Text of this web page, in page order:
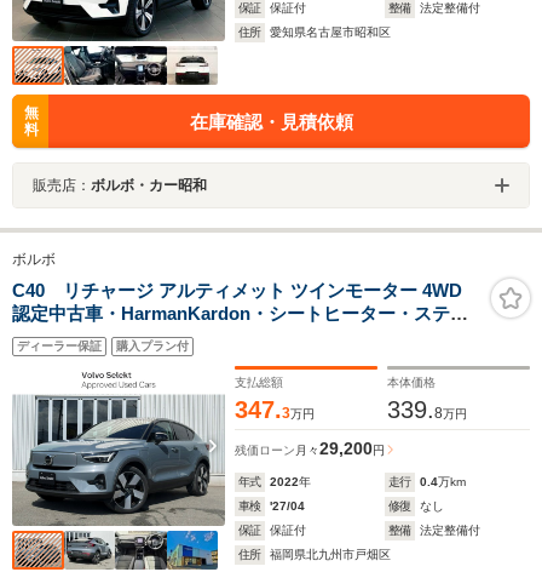
保証
保証付 整備
法定整備付
住所
愛知県名古屋市昭和区
無
料
在庫確認・見積依頼
販売店： ボルボ・カー昭和
ボルボ
C40 リチャージ アルティメット ツインモーター 4WD
認定中古車・HarmanKardon・シートヒーター・ステア
リングホイールヒーター・パワーシート・パノラマガラ
スルーフ・Google搭載・360°カメラ・パワーテールゲー
ト・キーレスエントリー・純正アルミホイール・禁煙車
ディーラー保証 購入プラン付
支払総額
347.3万円
本体価格
339.8万円
残価ローン 月々29,200円
年式 2022年 走行 0.4万km
車検
'27/04 修復
なし
保証
保証付 整備
法定整備付
住所
福岡県北九州市戸畑区